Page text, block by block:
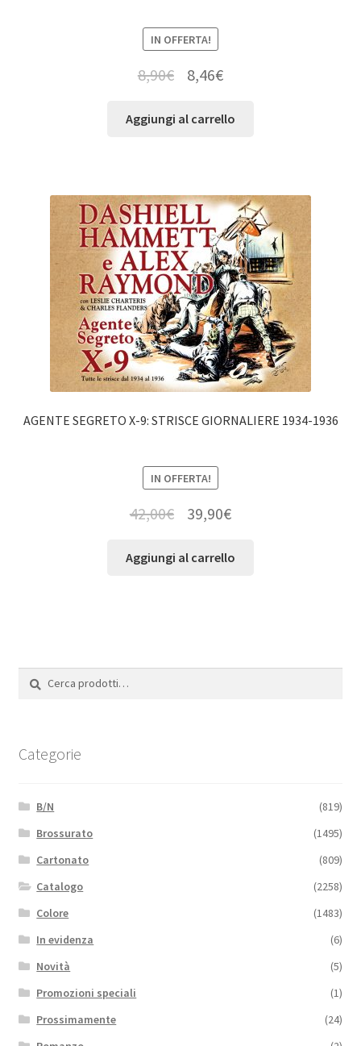
IN OFFERTA!
8,90€ 8,46€
Aggiungi al carrello
AGENTE SEGRETO X-9: STRISCE GIORNALIERE 1934-1936
IN OFFERTA!
42,00€ 39,90€
Aggiungi al carrello
Cerca:
Cerca
Categorie
B/N
(819)
Brossurato
(1495)
Cartonato
(809)
Catalogo
(2258)
Colore
(1483)
In evidenza
(6)
Novità
(5)
Promozioni speciali
(1)
Prossimamente
(24)